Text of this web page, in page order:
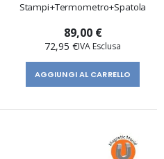
Stampi+Termometro+Spatola
89,00 €
72,95 €
AGGIUNGI AL CARRELLO